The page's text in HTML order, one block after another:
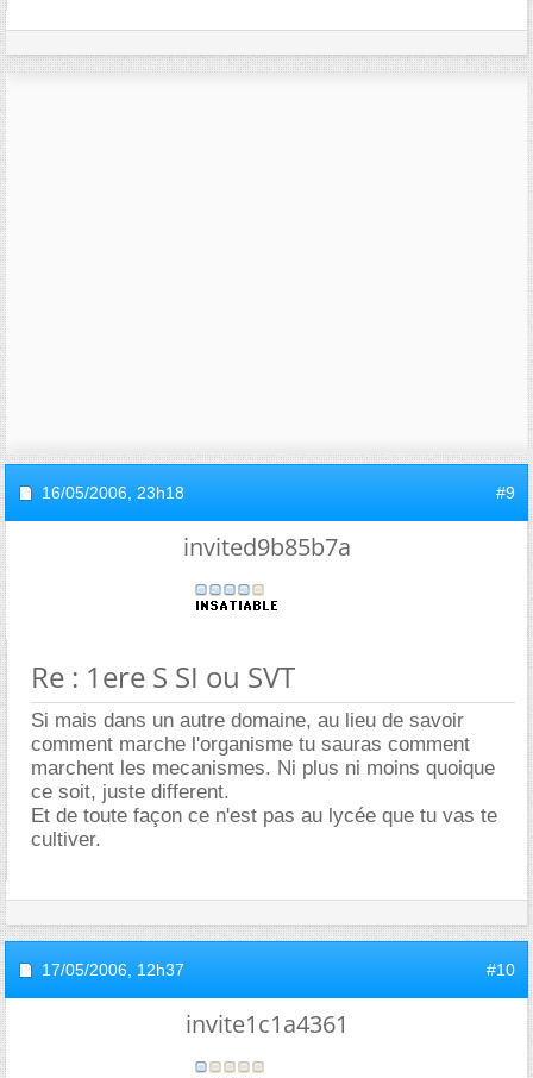
16/05/2006, 23h18 #9
invited9b85b7a
Re : 1ere S SI ou SVT
Si mais dans un autre domaine, au lieu de savoir
comment marche l'organisme tu sauras comment
marchent les mecanismes. Ni plus ni moins quoique
ce soit, juste different.
Et de toute façon ce n'est pas au lycée que tu vas te
cultiver.
17/05/2006, 12h37 #10
invite1c1a4361